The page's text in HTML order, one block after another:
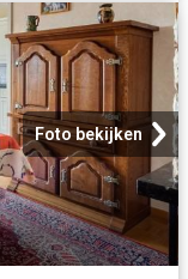
Foto bekijken